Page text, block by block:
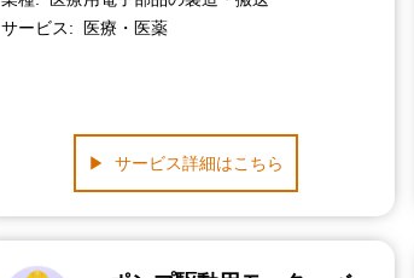
サービス
医療・医薬
サービス詳細はこちら